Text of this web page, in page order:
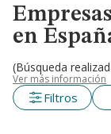
en
(Búsqueda
Ver más información
Filtros